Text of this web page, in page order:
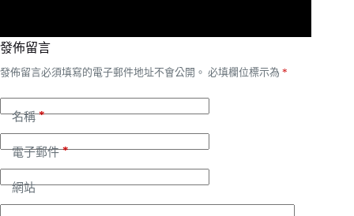
發佈留言
發佈留言必須填寫的電子郵件地址不會公開。 必填欄位標示為 *
名稱*
電子郵件*
網站